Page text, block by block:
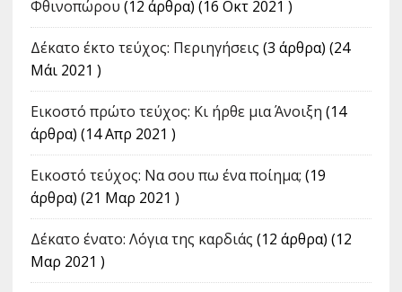
Φθινοπώρου (12 άρθρα) (16 Οκτ 2021 )
Δέκατο έκτο τεύχος: Περιηγήσεις (3 άρθρα) (24
Μάι 2021 )
Εικοστό πρώτο τεύχος: Κι ήρθε μια Άνοιξη (14
άρθρα) (14 Απρ 2021 )
Εικοστό τεύχος: Να σου πω ένα ποίημα; (19
άρθρα) (21 Μαρ 2021 )
Δέκατο ένατο: Λόγια της καρδιάς (12 άρθρα) (12
Μαρ 2021 )